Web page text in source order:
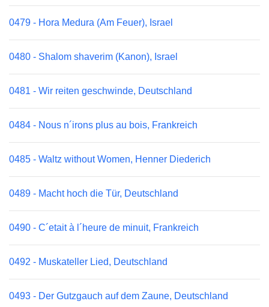
0479 - Hora Medura (Am Feuer), Israel
0480 - Shalom shaverim (Kanon), Israel
0481 - Wir reiten geschwinde, Deutschland
0484 - Nous n´irons plus au bois, Frankreich
0485 - Waltz without Women, Henner Diederich
0489 - Macht hoch die Tür, Deutschland
0490 - C´etait à l´heure de minuit, Frankreich
0492 - Muskateller Lied, Deutschland
0493 - Der Gutzgauch auf dem Zaune, Deutschland